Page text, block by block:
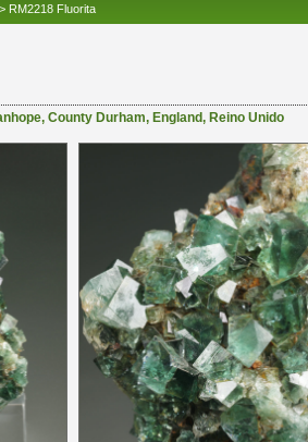
> RM2218 Fluorita
, County Durham, England, Reino Unido